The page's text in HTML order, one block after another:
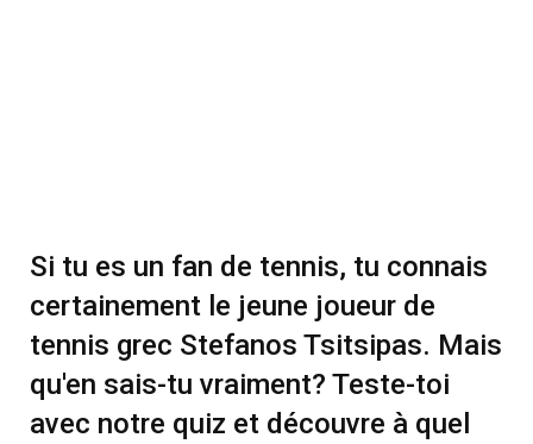
Si tu es un fan de tennis, tu connais
certainement le jeune joueur de
tennis grec Stefanos Tsitsipas. Mais
qu'en sais-tu vraiment? Teste-toi
avec notre quiz et découvre à quel